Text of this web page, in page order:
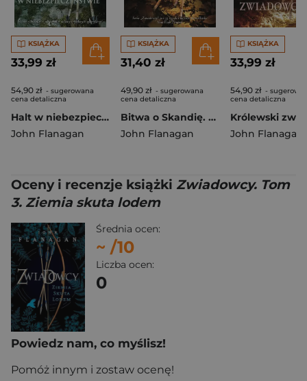
KSIĄŻKA
33,99 zł
54,90 zł - sugerowana
cena detaliczna
Halt w niebezpieczeństwie. Zwiadowcy. Tom 9
John Flanagan
KSIĄŻKA
31,40 zł
49,90 zł - sugerowana
cena detaliczna
Bitwa o Skandię. Zwiadowcy. Tom 4
John Flanagan
KSIĄŻKA
33,99 zł
54,90 zł -
cena detaliczna
John Flanagan
Oceny i recenzje książki Zwiadowcy. Tom
3. Ziemia skuta lodem
Średnia ocen:
~ /10
Liczba ocen:
0
Powiedz nam, co myślisz!
Pomóż innym i zostaw ocenę!